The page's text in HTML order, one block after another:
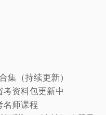
集（持续更新）
考资料包更新中
名师课程